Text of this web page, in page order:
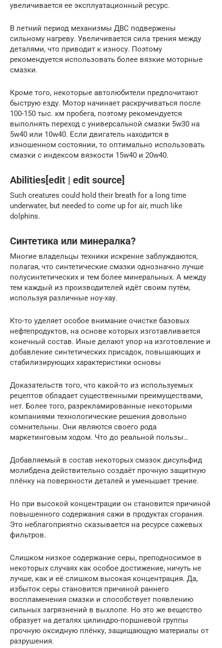
увеличивается ее эксплуатационный ресурс.
В летний период механизмы ДВС подвержены
сильному нагреву. Увеличивается сила трения между
деталями, что приводит к износу. Поэтому
рекомендуется использовать более вязкие моторные
смазки.
Кроме того, некоторые автолюбители предпочитают
быструю езду. Мотор начинает раскручиваться после
100-150 тыс. км пробега, поэтому рекомендуется
выполнять переход с универсальной смазки 5w30 на
5w40 или 10w40. Если двигатель находится в
изношенном состоянии, то оптимально использовать
смазки с индексом вязкости 15w40 и 20w40.
Abilities[edit | edit source]
Such creatures could hold their breath for a long time
underwater, but needed to come up for air, much like
dolphins.
Синтетика или минералка?
Многие владельцы техники искренне заблуждаются,
полагая, что синтетические смазки однозначно лучше
полусинтетических и тем более минеральных. А между
тем каждый из производителей идёт своим путём,
используя различные ноу-хау.
Кто-то уделяет особое внимание очистке базовых
нефтепродуктов, на основе которых изготавливается
конечный состав. Иные делают упор на изготовление и
добавление синтетических присадок, повышающих и
стабилизирующих характеристики основы
Доказательств того, что какой-то из используемых
рецептов обладает существенными преимуществами,
нет. Более того, разрекламированные некоторыми
компаниями технологические решения довольно
сомнительны. Они являются своего рода
маркетинговым ходом. Что до реальной пользы…
Добавляемый в состав некоторых смазок дисульфид
молибдена действительно создаёт прочную защитную
плёнку на поверхности деталей и уменьшает трение.
Но при высокой концентрации он становится причиной
повышенного содержания сажи в продуктах сгорания.
Это неблагоприятно сказывается на ресурсе сажевых
фильтров.
Слишком низкое содержание серы, преподносимое в
некоторых случаях как особое достижение, ничуть не
лучше, как и её слишком высокая концентрация. Да,
избыток серы становится причиной раннего
воспламенения смазки и способствует появлению
сильных загрязнений в выхлопе. Но это же вещество
образует на деталях цилиндро-поршневой группы
прочную оксидную плёнку, защищающую материалы от
разрушения.